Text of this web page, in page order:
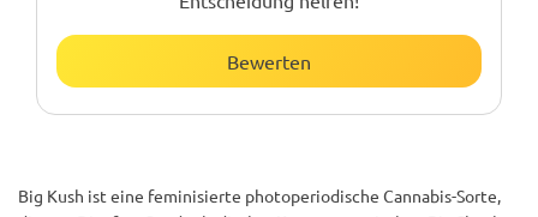
Bewerten
Big Kush ist eine feminisierte photoperiodische Cannabis-Sorte,